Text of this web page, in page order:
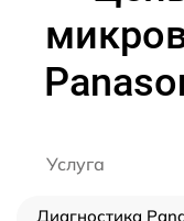
Услуга
Диагностика